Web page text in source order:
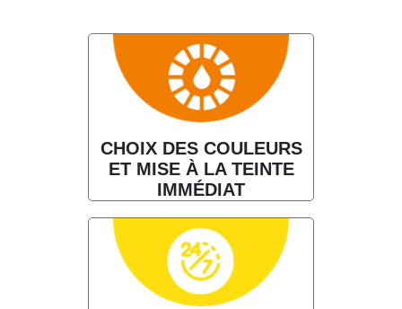
CHOIX DES COULEURS
ET MISE À LA TEINTE
IMMÉDIAT